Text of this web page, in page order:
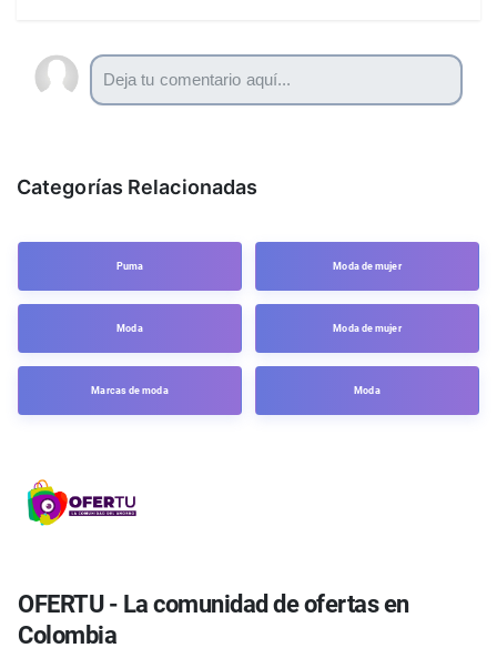
Categorías Relacionadas
Puma Moda de mujer
Moda Moda de mujer
Marcas de moda Moda
OFERTU - La comunidad de ofertas en
Colombia